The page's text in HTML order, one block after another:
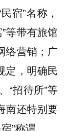
宿”名称，
等带有旅馆
络营销；广
定，明确民
“招待所”等
南还特别要
”称谓。